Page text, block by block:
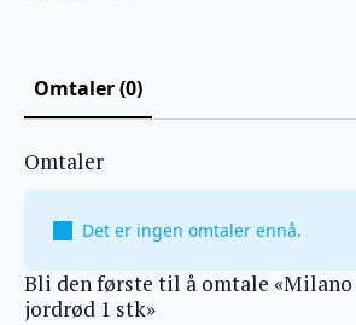
Omtaler (0)
Omtaler
Det er ingen omtaler ennå.
Bli den første til å omtale «Milano
jordrød 1 stk»